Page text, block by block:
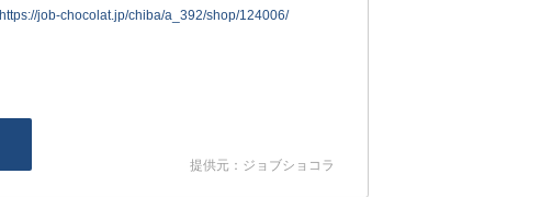
https://job-chocolat.jp/chiba/a_392/shop/124006/
提供元：ジョブショコラ